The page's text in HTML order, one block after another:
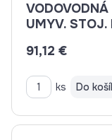
UMYV.
91,12 €
ks Do